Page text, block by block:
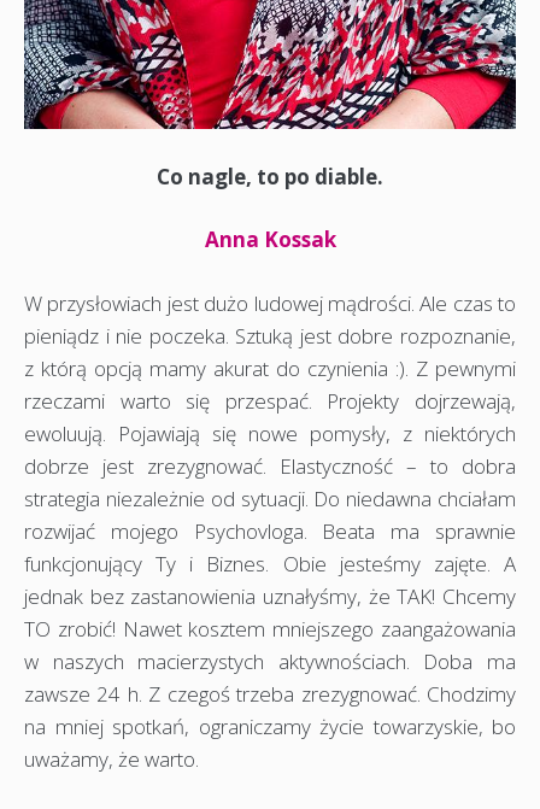
Co nagle, to po diable.
Anna Kossak
W przysłowiach jest dużo ludowej mądrości. Ale czas to
pieniądz i nie poczeka. Sztuką jest dobre rozpoznanie,
z którą opcją mamy akurat do czynienia :). Z pewnymi
rzeczami warto się przespać. Projekty dojrzewają,
ewoluują. Pojawiają się nowe pomysły, z niektórych
dobrze jest zrezygnować. Elastyczność – to dobra
strategia niezależnie od sytuacji. Do niedawna chciałam
rozwijać mojego Psychovloga. Beata ma sprawnie
funkcjonujący Ty i Biznes. Obie jesteśmy zajęte. A
jednak bez zastanowienia uznałyśmy, że TAK! Chcemy
TO zrobić! Nawet kosztem mniejszego zaangażowania
w naszych macierzystych aktywnościach. Doba ma
zawsze 24 h. Z czegoś trzeba zrezygnować. Chodzimy
na mniej spotkań, ograniczamy życie towarzyskie, bo
uważamy, że warto.